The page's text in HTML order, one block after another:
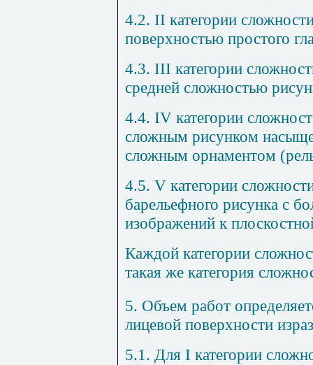
4.2. II категории
поверхностью простого
4.3. III категории
средней сложностью
4.4. IV категории
сложным рисунком
сложным орнаментом
4.5. V категории
барельефного рисунка с
изображений к
Каждой категории
такая же категория
5. Объем работ определяе
лицевой поверхности
5.1 . Для I категории